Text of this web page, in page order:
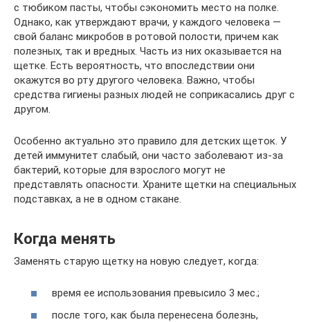
с тюбиком пасты, чтобы сэкономить место на полке.
Однако, как утверждают врачи, у каждого человека —
свой баланс микробов в ротовой полости, причем как
полезных, так и вредных. Часть из них оказывается на
щетке. Есть вероятность, что впоследствии они
окажутся во рту другого человека. Важно, чтобы
средства гигиены разных людей не соприкасались друг с
другом.
Особенно актуально это правило для детских щеток. У
детей иммунитет слабый, они часто заболевают из-за
бактерий, которые для взрослого могут не
представлять опасности. Храните щетки на специальных
подставках, а не в одном стакане.
Когда менять
Заменять старую щетку на новую следует, когда:
время ее использования превысило 3 мес.;
после того, как была перенесена болезнь,